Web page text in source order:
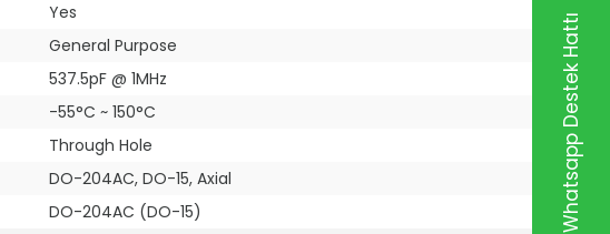
Whatsapp Destek Hattı
Yes
General Purpose
537.5pF @ 1MHz
-55°C ~ 150°C
Through Hole
DO-204AC, DO-15, Axial
DO-204AC (DO-15)